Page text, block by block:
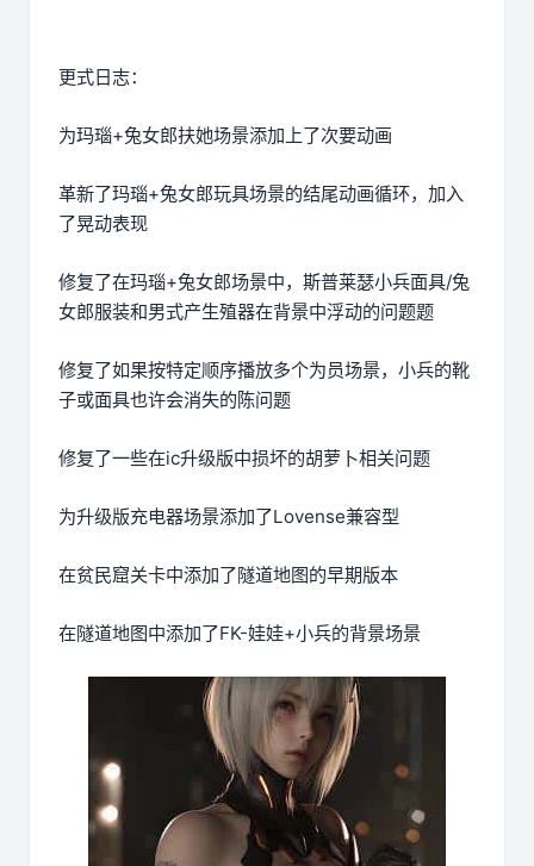
更式日志：
为玛瑙+兔女郎扶她场景添加上了次要动画
革新了玛瑙+兔女郎玩具场景的结尾动画循环，加入
了晃动表现
修复了在玛瑙+兔女郎场景中，斯普莱瑟小兵面具/兔
女郎服装和男式产生殖器在背景中浮动的问题题
修复了如果按特定顺序播放多个为员场景，小兵的靴
子或面具也许会消失的陈问题
修复了一些在ic升级版中损坏的胡萝卜相关问题
为升级版充电器场景添加了Lovense兼容型
在贫民窟关卡中添加了隧道地图的早期版本
在隧道地图中添加了FK-娃娃+小兵的背景场景